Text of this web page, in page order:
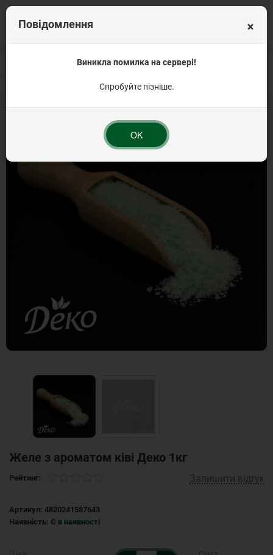
Вагова продукція Крохмаль та сода Желе з ароматом ківі
Желе з ароматом ківі Деко 1кг
Рейтинг: Залишити відгук
Артикул: 4820241587643
Наявність: Є в наявності
×
Повідомлення
Виникла помилка на сервері!
Спробуйте пізніше.
OK